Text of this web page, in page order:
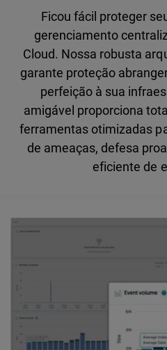
Ficou fácil proteger
gerenciamento
Cloud. Nossa robusta
garante proteção
perfeição à sua
amigável proporciona
ferramentas otimizadas
de ameaças, defesa
eficiente de